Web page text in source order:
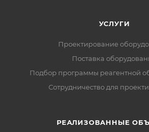
УСЛУГИ
Проектирование
Поставка
Подбор программы реагентной
Сотрудничество для
РЕАЛИЗОВАННЫЕ